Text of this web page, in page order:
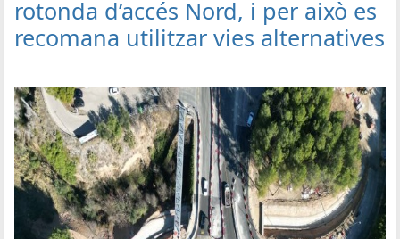
rotonda d’accés Nord, i per això es
recomana utilitzar vies alternatives